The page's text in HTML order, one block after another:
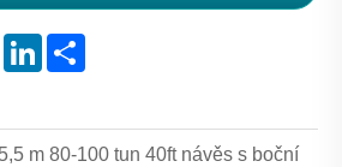
PinterestLinkedIn
m 80-100 tun 40ft návěs s boční